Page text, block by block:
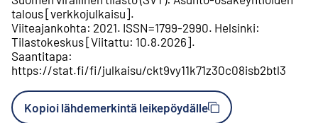
talous[verkkojulkaisu].
Viiteajankohta: 2021. ISSN=1799-2990. Helsinki:
Tilastokeskus[Viitattu: 10.8.2026].
Saantitapa:
https://stat.fi/fi/julkaisu/ckt9vy11k71z30c08isb2btl3
Kopioi lähdemerkintä leikepöydälle